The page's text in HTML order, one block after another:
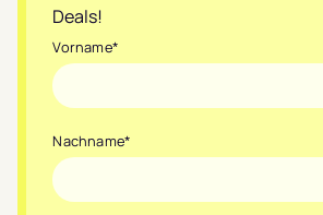
Deals!
Vorname*
Nachname*